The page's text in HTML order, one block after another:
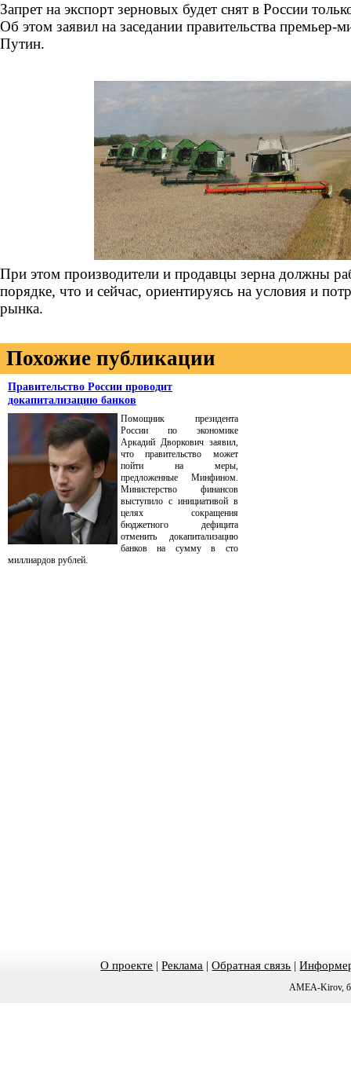
Запрет на экспорт зерновых будет снят в России
Об этом заявил на заседании правительства премьер-
Путин.
При этом производители и продавцы зерна должны
порядке, что и сейчас, ориентируясь на условия и
рынка.
Похожие публикации
Правительство России проводит
докапитализацию банков
Помощник президента
России по экономике
Аркадий Дворкович заявил,
что правительство может
пойти на меры,
предложенные Минфином.
Министерство финансов
выступило с инициативой в
целях сокращения
бюджетного дефицита
отменить докапитализацию
банков на сумму в сто
миллиардов рублей.
О проекте |Реклама |Обратная связь |
AMEA-Kirov,